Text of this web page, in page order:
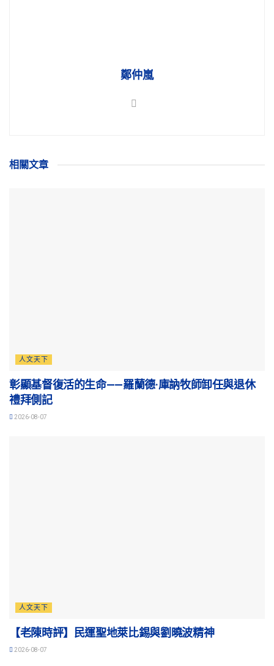
鄭仲嵐
相關文章
人文天下
彰顯基督復活的生命——羅蘭德·庫訥牧師卸任與退休
禮拜側記
2026-08-07
人文天下
【老陳時評】民運聖地萊比錫與劉曉波精神
2026-08-07